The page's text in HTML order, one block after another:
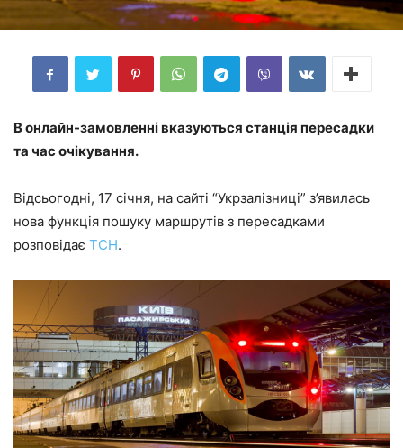
В онлайн-замовленні вказуються станція пересадки
та час очікування.
Відсьогодні, 17 січня, на сайті “Укрзалізниці” з’явилась
нова функція пошуку маршрутів з пересадками
розповідає ТСН.